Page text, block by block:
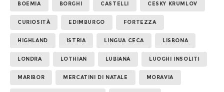
BOEMIA BORGHI CASTELLI CESKY KRUMLOV
CURIOSITÀ EDIMBURGO FORTEZZA
HIGHLAND ISTRIA LINGUA CECA LISBONA
LONDRA LOTHIAN LUBIANA LUOGHI INSOLITI
MARIBOR MERCATINI DI NATALE MORAVIA